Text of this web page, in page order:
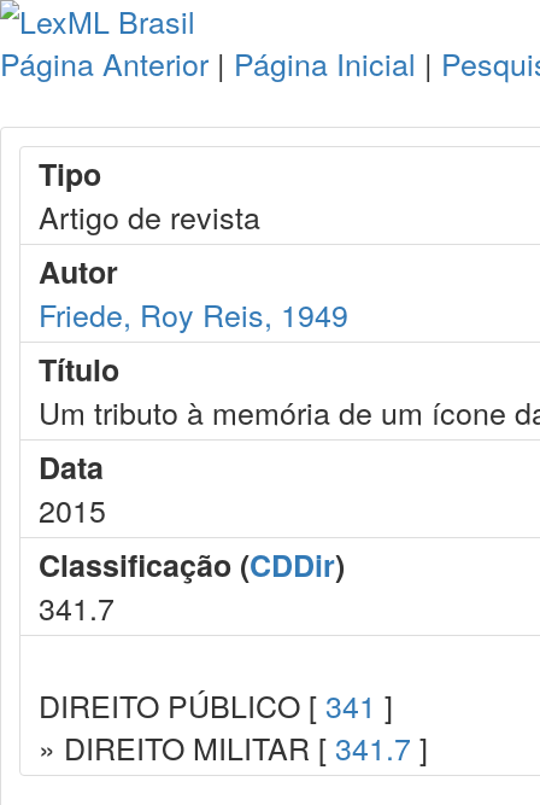
Página Anterior | Página Inicial |
Tipo
Artigo de revista
Autor
Friede, Roy Reis, 1949
Título
Um tributo à memória de um ícone
Data
2015
Classificação (CDDir)
341.7
DIREITO PÚBLICO [ 341 ]
» DIREITO MILITAR [ 341.7 ]